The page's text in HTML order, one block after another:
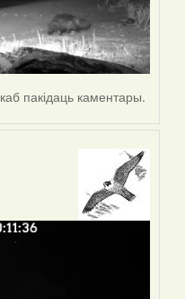
каб пакідаць каментары.